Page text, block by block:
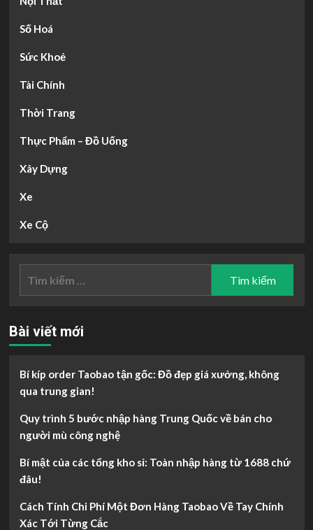
Số Hoá
Sức Khoẻ
Tài Chính
Thời Trang
Thực Phẩm – Đồ Uống
Xây Dựng
Xe
Xe Cộ
Bài viết mới
Bí kíp order Taobao tận gốc: Đồ đẹp giá xưởng, không
qua trung gian!
Quy trình 5 bước nhập hàng Trung Quốc về bán cho
người mù công nghệ
Bí mật của các tổng kho sỉ: Toàn nhập hàng từ 1688 chứ
đâu!
Cách Tính Chi Phí Một Đơn Hàng Taobao Về Tay Chính
Xác Tới Từng Cắc